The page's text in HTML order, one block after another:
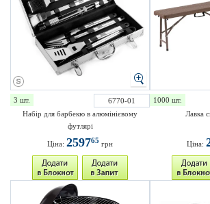
3 шт.
6770-01
Набір для барбекю в алюмінієвому
футлярі
Ціна: 259765 грн
1000 шт.
Лавка
Ціна: